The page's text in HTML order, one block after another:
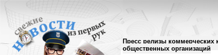
Пресс релизы коммерческих
общественных организаций
Поиск в пресс-релизах//